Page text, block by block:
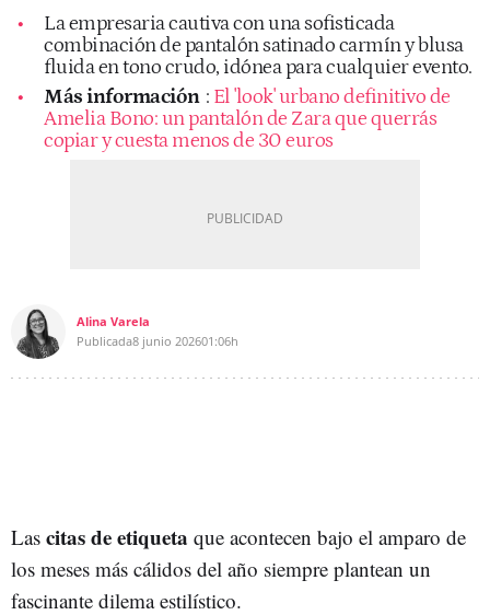
La empresaria cautiva con una sofisticada
combinación de pantalón satinado carmín y blusa
fluida en tono crudo, idónea para cualquier evento.
Más información : El 'look' urbano definitivo de
Amelia Bono: un pantalón de Zara que querrás
copiar y cuesta menos de 30 euros
Alina Varela
Publicada8 junio 202601:06h
Las citas de etiqueta que acontecen bajo el amparo de
los meses más cálidos del año siempre plantean un
fascinante dilema estilístico.